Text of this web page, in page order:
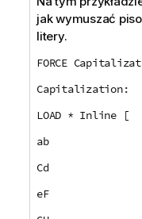
jak wymuszać
litery.
FORCE
Capitalization:
LOAD * Inline [
ab
Cd
eF